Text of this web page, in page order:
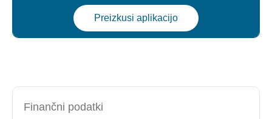
Preizkusi aplikacijo
Finančni podatki